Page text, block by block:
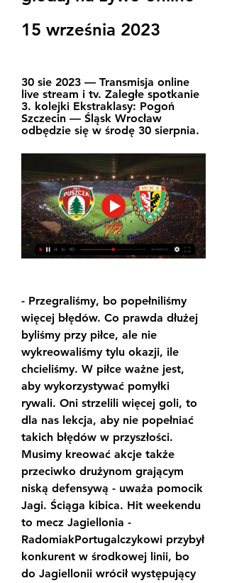
15 września 2023
30 sie 2023 — Transmisja online
live stream i tv. Zaległe spotkanie
3. kolejki Ekstraklasy: Pogoń
Szczecin — Śląsk Wrocław
odbędzie się w środę 30 sierpnia.
- Przegraliśmy, bo popełniliśmy
więcej błędów. Co prawda dłużej
byliśmy przy piłce, ale nie
wykreowaliśmy tylu okazji, ile
chcieliśmy. W piłce ważne jest,
aby wykorzystywać pomyłki
rywali. Oni strzelili więcej goli, to
dla nas lekcja, aby nie popełniać
takich błędów w przyszłości.
Musimy kreować akcje także
przeciwko drużynom grającym
niską defensywą - uważa pomocik
Jagi. Ściąga kibica. Hit weekendu
to mecz Jagiellonia -
RadomiakPortugalczykowi przybył
konkurent w środkowej linii, bo
do Jagiellonii wrócił występujący